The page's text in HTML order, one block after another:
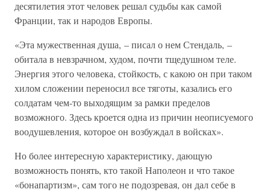
десятилетия этот человек решал судьбы как самой
Франции, так и народов Европы.
«Эта мужественная душа, – писал о нем Стендаль, –
обитала в невзрачном, худом, почти тщедушном теле.
Энергия этого человека, стойкость, с какою он при таком
хилом сложении переносил все тяготы, казались его
солдатам чем-то выходящим за рамки пределов
возможного. Здесь кроется одна из причин неописуемого
воодушевления, которое он возбуждал в войсках».
Но более интересную характеристику, дающую
возможность понять, кто такой Наполеон и что такое
«бонапартизм», сам того не подозревая, он дал себе в